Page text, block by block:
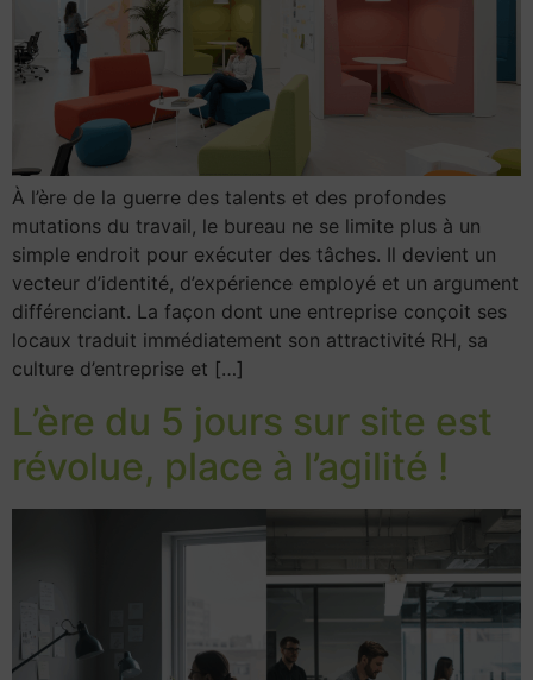
À l’ère de la guerre des talents et des profondes
mutations du travail, le bureau ne se limite plus à un
simple endroit pour exécuter des tâches. Il devient un
vecteur d’identité, d’expérience employé et un argument
différenciant. La façon dont une entreprise conçoit ses
locaux traduit immédiatement son attractivité RH, sa
culture d’entreprise et […]
L’ère du 5 jours sur site est
révolue, place à l’agilité !